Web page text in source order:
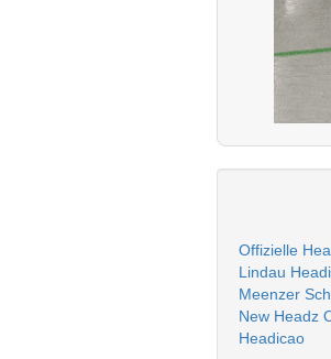
Offizielle
Lindau
Meenzer
New Headz
Headicao